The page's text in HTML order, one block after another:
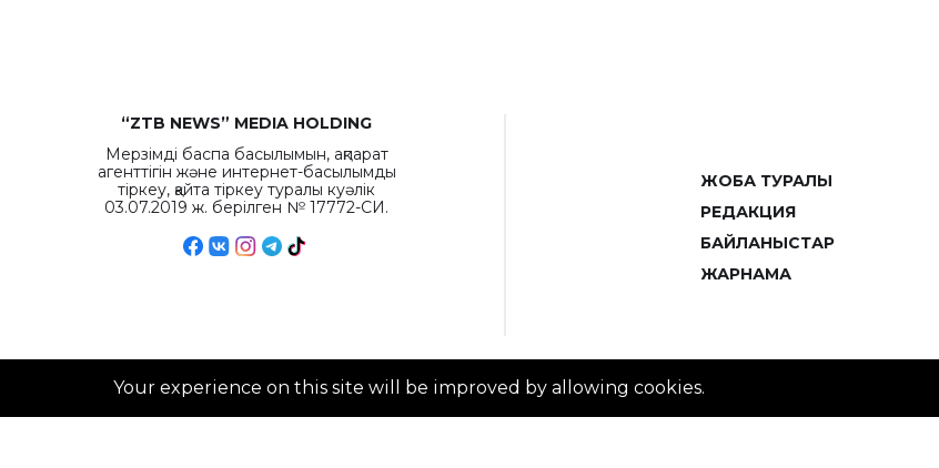
“ZTB NEWS” MEDIA HOLDING
Мерзімді баспа басылымын, ақпарат
агенттігін және интернет-басылымды
тіркеу, қайта тіркеу туралы куәлік
03.07.2019 ж. берілген № 17772-СИ.
ЖОБА ТУРАЛЫ
РЕДАКЦИЯ
БАЙЛАНЫСТАР
ЖАРНАМА
Your experience on this site will be improved by allowing cookies.